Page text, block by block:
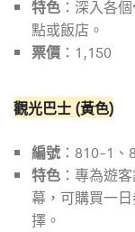
特色 ：深入各
點或飯店。
票價 ：1,150
觀光巴士 (黃色)
編號 ：810-1
特色 ：專為遊
幕，可購買一
擇。